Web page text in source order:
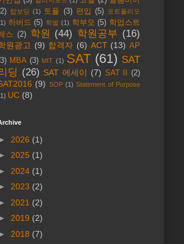
탑보딩 (1) 토플 (3) 편입 (5) 포트폴리오
하버드 (5) 학벌 (1) 학부모 (5) 학업스트
스
(2) 학원 (44) 학원공부 (16)
원광고 (9) 합격자 (6) ACT (13) AP
MBA (3) MIT (1) SAT (61) SAT
딩 (26) SAT 에세이 (7) SAT II (2)
(9) SOP (1) Statement of Purpose
UC (8)
2026 (1)
2025 (1)
2024 (1)
2023 (2)
2021 (2)
2019 (2)
2018 (7)